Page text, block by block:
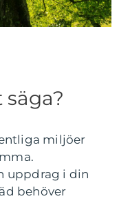
miljöer
uppdrag i din
behöver